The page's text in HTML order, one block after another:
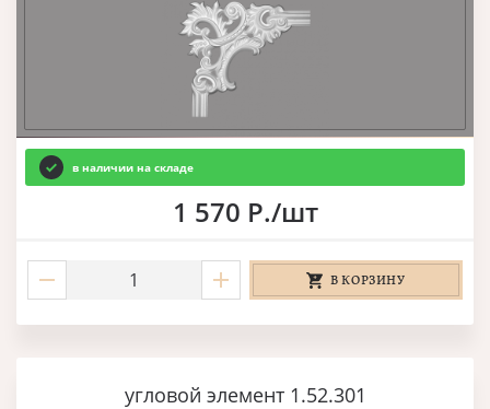
в наличии на складе
1 570 Р./шт
В КОРЗИНУ
угловой элемент 1.52.301